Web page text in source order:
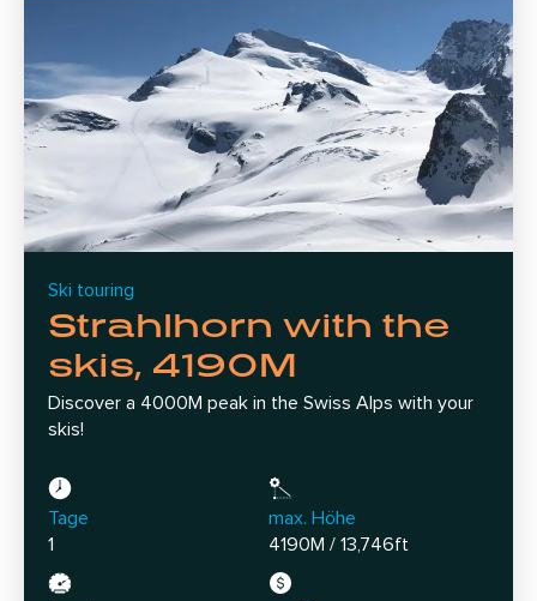
Ski touring
Strahlhorn with the
skis, 4190M
Discover a 4000M peak in the Swiss Alps with your
skis!
Tage
1
max. Höhe
4190M / 13,746ft